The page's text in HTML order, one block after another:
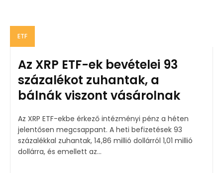
ETF
Az XRP ETF-ek bevételei 93
százalékot zuhantak, a
bálnák viszont vásárolnak
Az XRP ETF-ekbe érkező intézményi pénz a héten
jelentősen megcsappant. A heti befizetések 93
százalékkal zuhantak, 14,86 millió dollárról 1,01 millió
dollárra, és emellett az...